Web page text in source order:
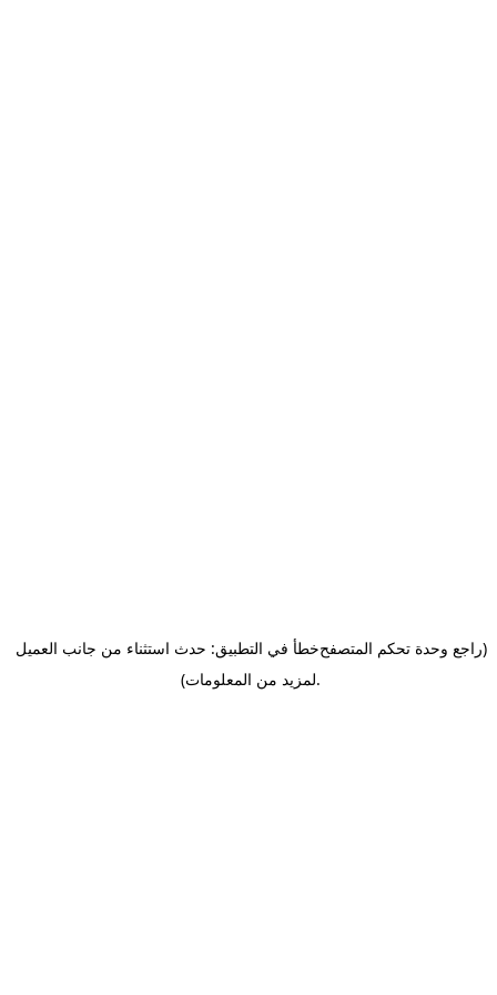
خطأ في التطبيق: حدث استثناء من جانب العميل(راجع وحدة تحكم المتصفح
لمزيد من المعلومات).